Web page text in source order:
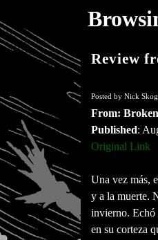
Review
Posted by Nick
From:
Published:
Original Link
Una vez más,
y a la muerte.
invierno. Echó
en su corteza